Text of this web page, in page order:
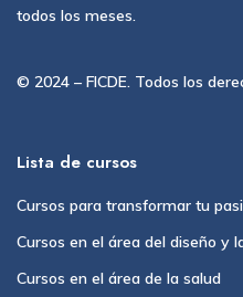
todos los meses.
© 2024 – FICDE. Todos los
Lista de cursos
Cursos para transformar tu
Cursos en el área del diseño y
Cursos en el área de la salud